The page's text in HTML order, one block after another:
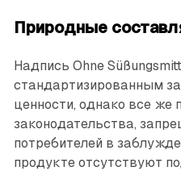
Природные
Надпись Ohne
стандартизированным
ценности, однако все же
законодательства,
потребителей в
продукте отсутствуют